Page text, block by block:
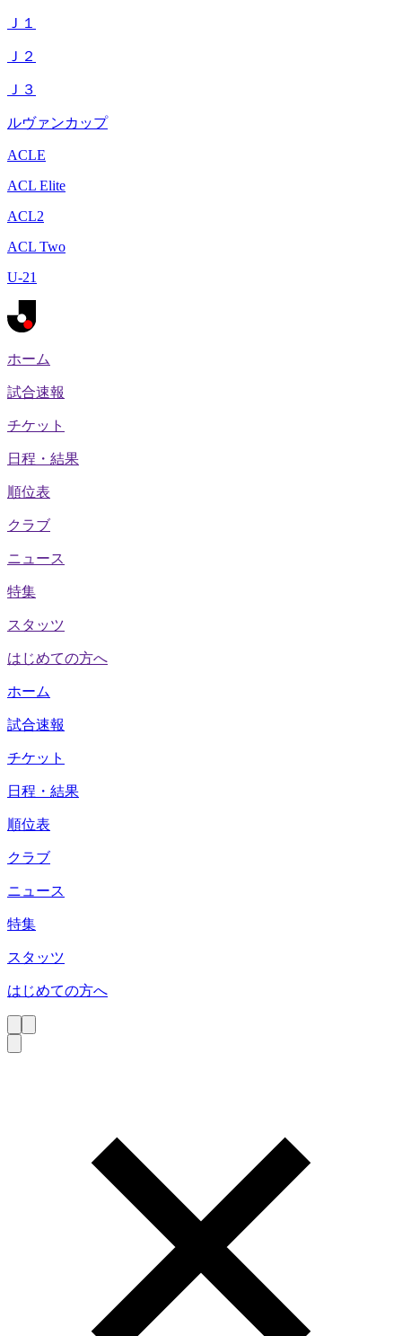
Ｊ１
Ｊ２
Ｊ３
ルヴァンカップ
ACLE
ACL Elite
ACL2
ACL Two
U-21
ホーム
試合速報
チケット
日程・結果
順位表
クラブ
ニュース
特集
スタッツ
はじめての方へ
ホーム
試合速報
チケット
日程・結果
順位表
クラブ
ニュース
特集
スタッツ
はじめての方へ